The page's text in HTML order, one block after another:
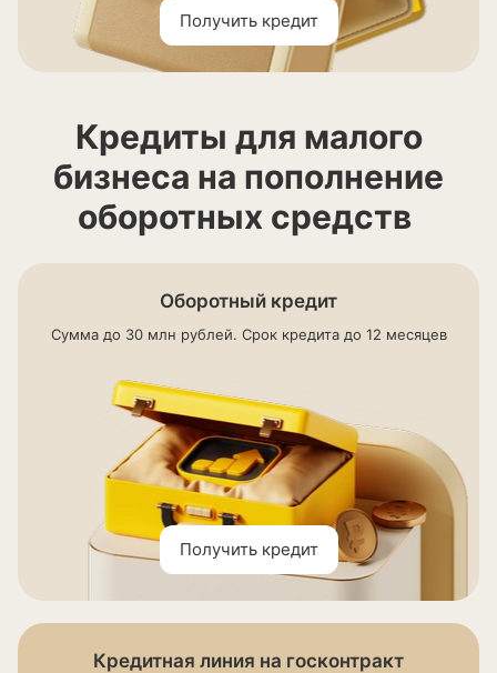
Получить кредит
Кредиты для малого
бизнеса на пополнение
оборотных средств
Оборотный кредит
Сумма до 30 млн рублей. Срок кредита до 12 месяцев
Получить кредит
Кредитная линия на госконтракт